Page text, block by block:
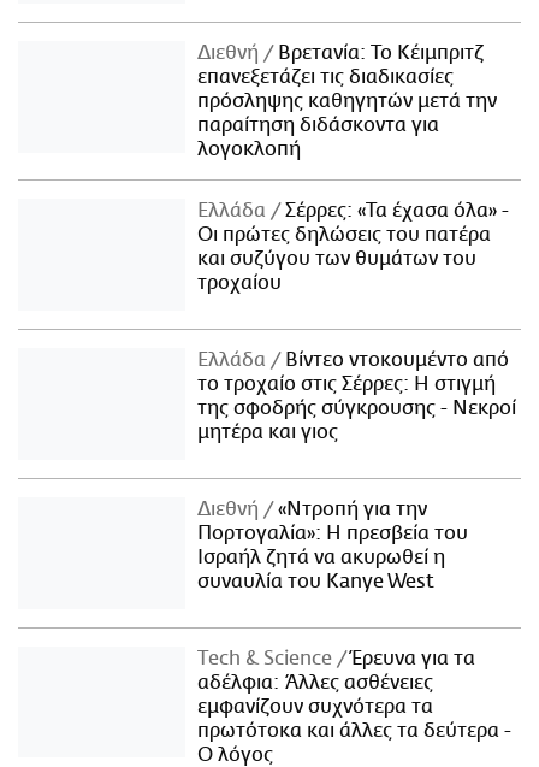
Διεθνή
Βρετανία: Το Κέιμπριτζ
επανεξετάζει τις διαδικασίες
πρόσληψης καθηγητών μετά την
παραίτηση διδάσκοντα για
λογοκλοπή
Ελλάδα
Σέρρες: «Τα έχασα όλα» -
Οι πρώτες δηλώσεις του πατέρα
και συζύγου των θυμάτων του
τροχαίου
Ελλάδα
Βίντεο ντοκουμέντο από
το τροχαίο στις Σέρρες: Η στιγμή
της σφοδρής σύγκρουσης - Νεκροί
μητέρα και γιος
Διεθνή
«Ντροπή για την
Πορτογαλία»: Η πρεσβεία του
Ισραήλ ζητά να ακυρωθεί η
συναυλία του Kanye West
Τech & Science
Έρευνα για τα
αδέλφια: Άλλες ασθένειες
εμφανίζουν συχνότερα τα
πρωτότοκα και άλλες τα δεύτερα -
Ο λόγος